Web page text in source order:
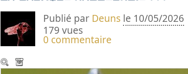
Publié par Deuns le 10/05/2026
179 vues
0 commentaire